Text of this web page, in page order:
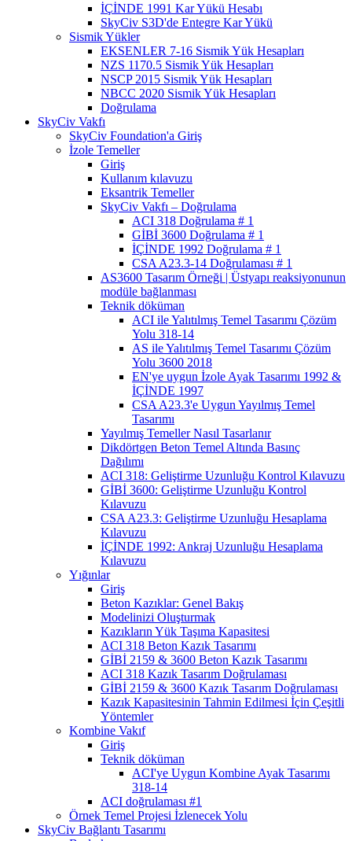
İÇİNDE 1991 Kar Yükü Hesabı
SkyCiv S3D'de Entegre Kar Yükü
Sismik Yükler
EKSENLER 7-16 Sismik Yük Hesapları
NZS 1170.5 Sismik Yük Hesapları
NSCP 2015 Sismik Yük Hesapları
NBCC 2020 Sismik Yük Hesapları
Doğrulama
SkyCiv Vakfı
SkyCiv Foundation'a Giriş
İzole Temeller
Giriş
Kullanım kılavuzu
Eksantrik Temeller
SkyCiv Vakfı – Doğrulama
ACI 318 Doğrulama # 1
GİBİ 3600 Doğrulama # 1
İÇİNDE 1992 Doğrulama # 1
CSA A23.3-14 Doğrulaması # 1
AS3600 Tasarım Örneği | Üstyapı reaksiyonunun
modüle bağlanması
Teknik döküman
ACI ile Yalıtılmış Temel Tasarımı Çözüm
Yolu 318-14
AS ile Yalıtılmış Temel Tasarımı Çözüm
Yolu 3600 2018
EN'ye uygun İzole Ayak Tasarımı 1992 &
İÇİNDE 1997
CSA A23.3'e Uygun Yayılmış Temel
Tasarımı
Yayılmış Temeller Nasıl Tasarlanır
Dikdörtgen Beton Temel Altında Basınç
Dağılımı
ACI 318: Geliştirme Uzunluğu Kontrol Kılavuzu
GİBİ 3600: Geliştirme Uzunluğu Kontrol
Kılavuzu
CSA A23.3: Geliştirme Uzunluğu Hesaplama
Kılavuzu
İÇİNDE 1992: Ankraj Uzunluğu Hesaplama
Kılavuzu
Yığınlar
Giriş
Beton Kazıklar: Genel Bakış
Modelinizi Oluşturmak
Kazıkların Yük Taşıma Kapasitesi
ACI 318 Beton Kazık Tasarımı
GİBİ 2159 & 3600 Beton Kazık Tasarımı
ACI 318 Kazık Tasarım Doğrulaması
GİBİ 2159 & 3600 Kazık Tasarım Doğrulaması
Kazık Kapasitesinin Tahmin Edilmesi İçin Çeşitli
Yöntemler
Kombine Vakıf
Giriş
Teknik döküman
ACI'ye Uygun Kombine Ayak Tasarımı
318-14
ACI doğrulaması #1
Örnek Temel Projesi İzlenecek Yolu
SkyCiv Bağlantı Tasarımı